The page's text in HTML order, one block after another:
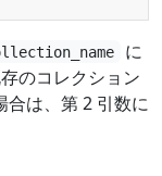
に
のコレクション
合は、第 2 引数に